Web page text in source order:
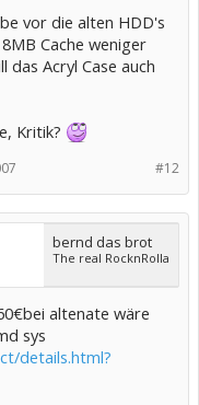
vor die alten HDD's
Cache weniger
das Acryl Case auch
Kritik?
#12
bernd das brot
The real RocknRolla
altenate wäre
sys
details.html?